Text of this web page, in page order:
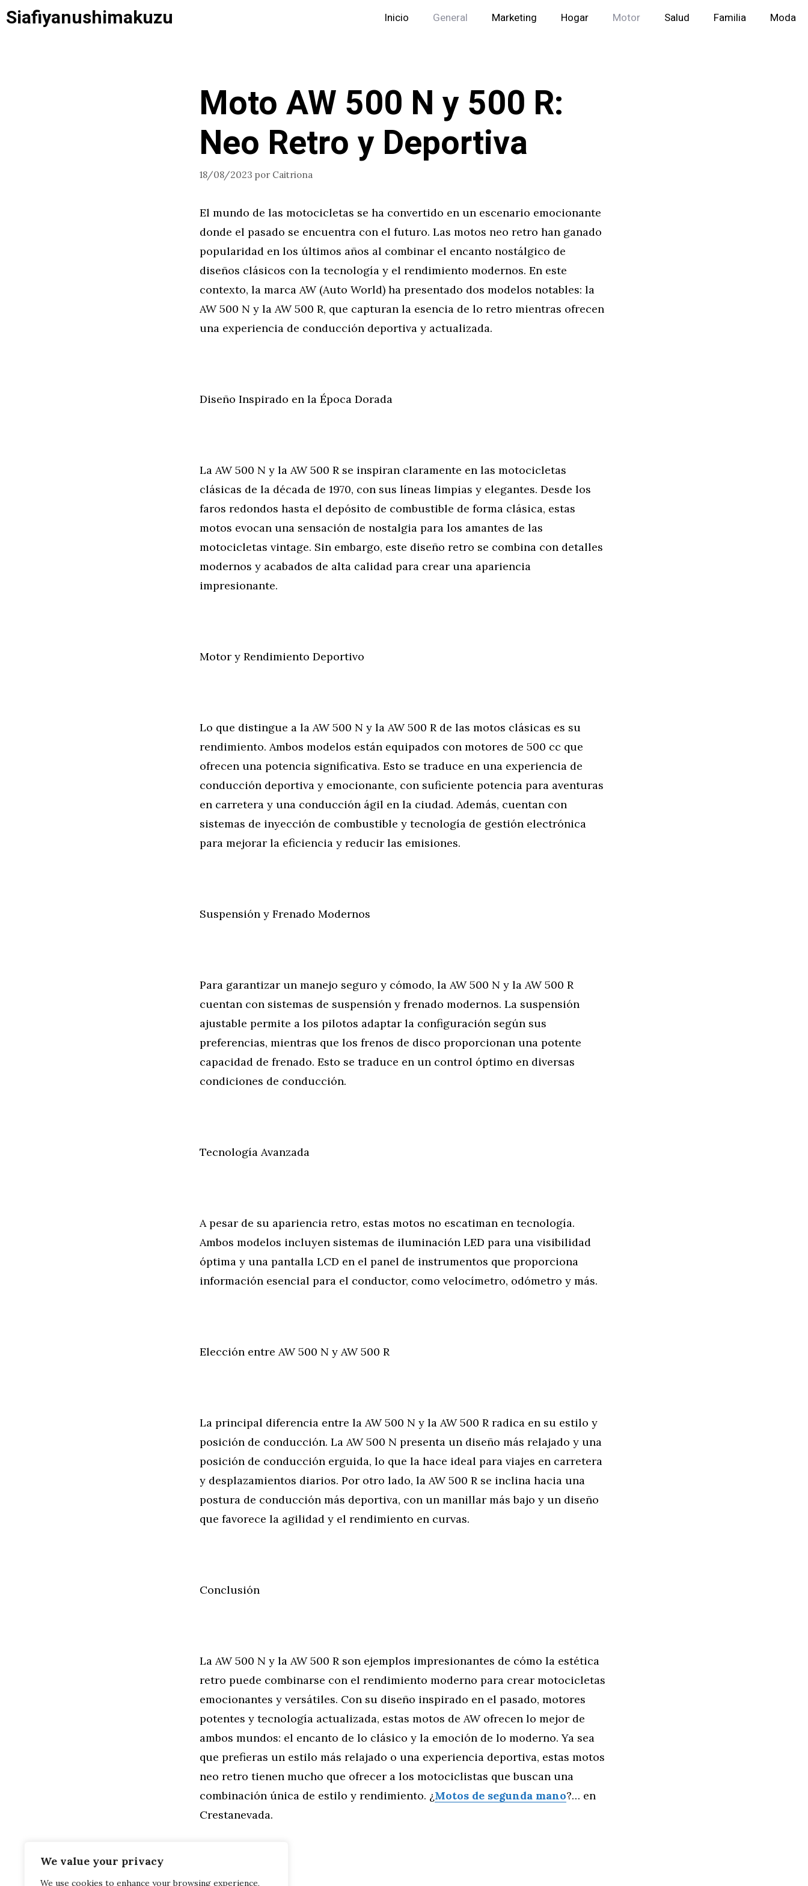
We value your privacy
We use cookies to enhance your browsing experience,
Saltar
Siafiyanushimakuzu Inicio General Marketing Hogar Motor Salud Familia Moda
Moto AW 500 N y 500 R:
Neo Retro y Deportiva
18/08/2023 por Caitriona
El mundo de las motocicletas se ha convertido en un escenario emocionante
donde el pasado se encuentra con el futuro. Las motos neo retro han ganado
popularidad en los últimos años al combinar el encanto nostálgico de
diseños clásicos con la tecnología y el rendimiento modernos. En este
contexto, la marca AW (Auto World) ha presentado dos modelos notables: la
AW 500 N y la AW 500 R, que capturan la esencia de lo retro mientras ofrecen
una experiencia de conducción deportiva y actualizada.
Diseño Inspirado en la Época Dorada
La AW 500 N y la AW 500 R se inspiran claramente en las motocicletas
clásicas de la década de 1970, con sus líneas limpias y elegantes. Desde los
faros redondos hasta el depósito de combustible de forma clásica, estas
motos evocan una sensación de nostalgia para los amantes de las
motocicletas vintage. Sin embargo, este diseño retro se combina con detalles
modernos y acabados de alta calidad para crear una apariencia
impresionante.
Motor y Rendimiento Deportivo
Lo que distingue a la AW 500 N y la AW 500 R de las motos clásicas es su
rendimiento. Ambos modelos están equipados con motores de 500 cc que
ofrecen una potencia significativa. Esto se traduce en una experiencia de
conducción deportiva y emocionante, con suficiente potencia para aventuras
en carretera y una conducción ágil en la ciudad. Además, cuentan con
sistemas de inyección de combustible y tecnología de gestión electrónica
para mejorar la eficiencia y reducir las emisiones.
Suspensión y Frenado Modernos
Para garantizar un manejo seguro y cómodo, la AW 500 N y la AW 500 R
cuentan con sistemas de suspensión y frenado modernos. La suspensión
ajustable permite a los pilotos adaptar la configuración según sus
preferencias, mientras que los frenos de disco proporcionan una potente
capacidad de frenado. Esto se traduce en un control óptimo en diversas
condiciones de conducción.
Tecnología Avanzada
A pesar de su apariencia retro, estas motos no escatiman en tecnología.
Ambos modelos incluyen sistemas de iluminación LED para una visibilidad
óptima y una pantalla LCD en el panel de instrumentos que proporciona
información esencial para el conductor, como velocímetro, odómetro y más.
Elección entre AW 500 N y AW 500 R
La principal diferencia entre la AW 500 N y la AW 500 R radica en su estilo y
posición de conducción. La AW 500 N presenta un diseño más relajado y una
posición de conducción erguida, lo que la hace ideal para viajes en carretera
y desplazamientos diarios. Por otro lado, la AW 500 R se inclina hacia una
postura de conducción más deportiva, con un manillar más bajo y un diseño
que favorece la agilidad y el rendimiento en curvas.
Conclusión
La AW 500 N y la AW 500 R son ejemplos impresionantes de cómo la estética
retro puede combinarse con el rendimiento moderno para crear motocicletas
emocionantes y versátiles. Con su diseño inspirado en el pasado, motores
potentes y tecnología actualizada, estas motos de AW ofrecen lo mejor de
ambos mundos: el encanto de lo clásico y la emoción de lo moderno. Ya sea
que prefieras un estilo más relajado o una experiencia deportiva, estas motos
neo retro tienen mucho que ofrecer a los motociclistas que buscan una
combinación única de estilo y rendimiento. ¿Motos de segunda mano?… en
Crestanevada.